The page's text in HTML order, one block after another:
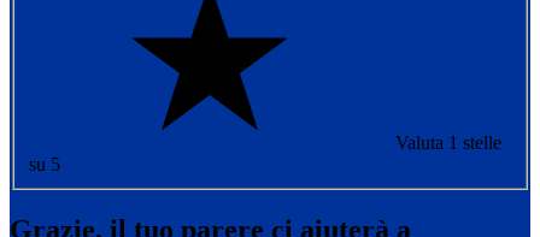
Valuta 1 stelle
su 5
Grazie, il tuo parere ci aiuterà a